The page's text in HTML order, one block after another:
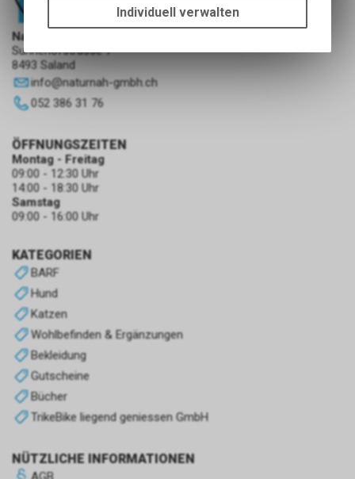
NaturNah GmbH
Sunnehofstrasse 7
8493 Saland
info@naturnah-gmbh.ch
052 386 31 76
KATEGORIEN
BARF
Hund
Katzen
Wohlbefinden & Ergänzungen
Bekleidung
Gutscheine
Bücher
TrikeBike liegend geniessen GmbH
NÜTZLICHE INFORMATIONEN
ÖFFNUNGSZEITEN
Montag - Freitag
09:00 - 12:30 Uhr
14:00 - 18:30 Uhr
Samstag
09:00 - 16:00 Uhr
um die grundlegenden
Funktionen unseres Online-
ermöglichen. Bitte beachten Sie,
dass die gespeicherten Daten
Individuell verwalten